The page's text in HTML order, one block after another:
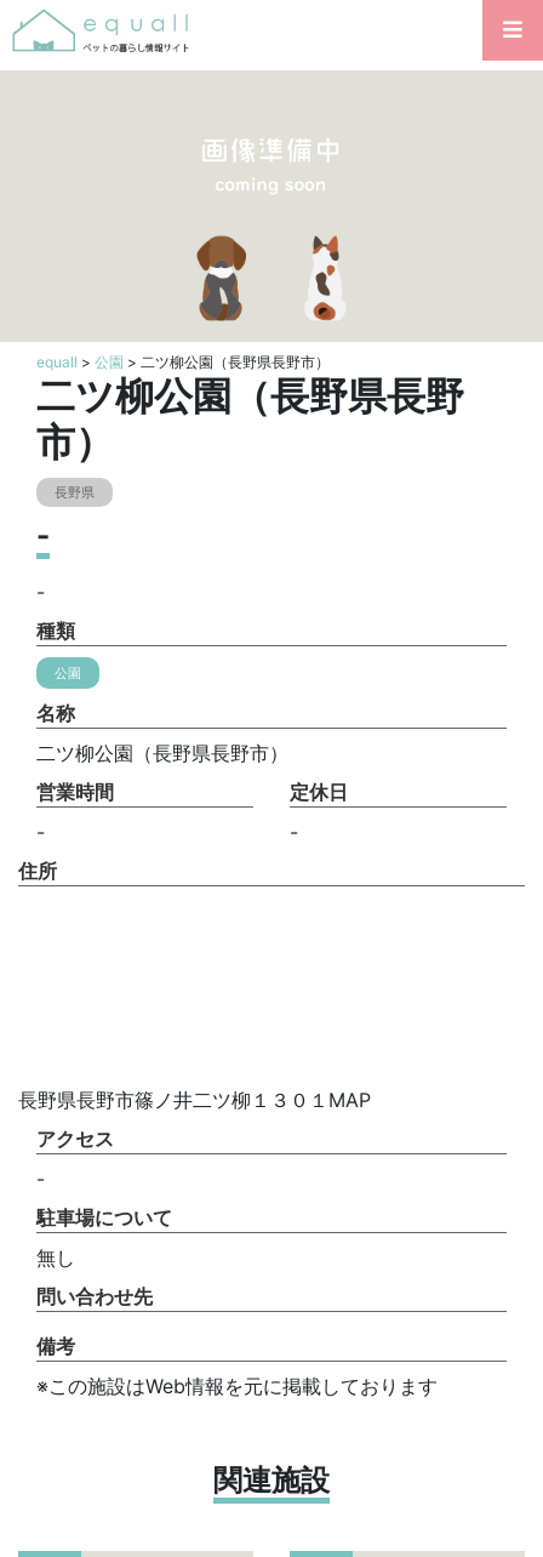
equall > 公園 > 二ツ柳公園（長野県長野市）
二ツ柳公園（長野県長野
市）
長野県
-
-
種類
公園
名称
二ツ柳公園（長野県長野市）
営業時間
-
定休日
-
住所
長野県長野市篠ノ井二ツ柳１３０１MAP
アクセス
-
駐車場について
無し
問い合わせ先
備考
※この施設はWeb情報を元に掲載しております
関連施設